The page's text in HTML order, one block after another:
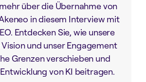
über die Übernahme von
in diesem Interview mit
Entdecken Sie, wie unsere
und unser Engagement
Grenzen verschieben und
von KI beitragen.